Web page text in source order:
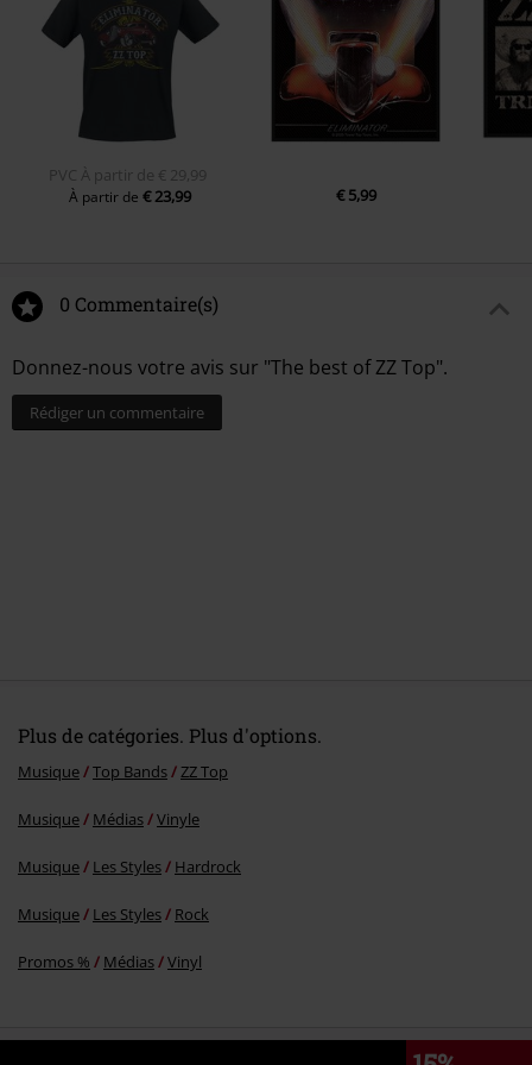
La Grange
Blue Jean Blues
Beer Drinkers And Hell Raisers
PVC À partir de € 29,99
À partir de€ 23,99 € 5,99
0 Commentaire(s)
Donnez-nous votre avis sur "The best of ZZ Top".
Rédiger un commentaire
Plus de catégories. Plus d'options.
Musique Top Bands ZZ Top
Musique Médias Vinyle
Musique Les Styles Hardrock
Musique Les Styles Rock
Promos % Médias Vinyl